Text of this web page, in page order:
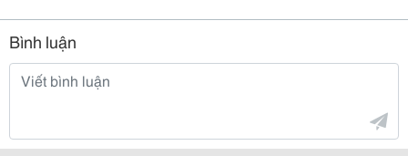
Bình luận